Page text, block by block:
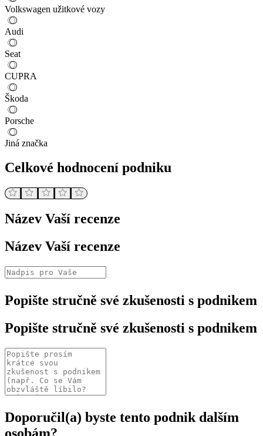
Volkswagen užitkové vozy
Audi
Seat
CUPRA
Škoda
Porsche
Jiná značka
Celkové hodnocení podniku
Název Vaší recenze
Název Vaší recenze
Popište stručně své zkušenosti s podnikem
Popište stručně své zkušenosti s podnikem
Doporučil(a) byste tento podnik dalším
osobám?